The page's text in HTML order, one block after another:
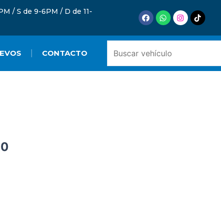
/ S de 9-6PM / D de 11- FacebookWhatsapp
Instagram
Tiktok
CONTACTO